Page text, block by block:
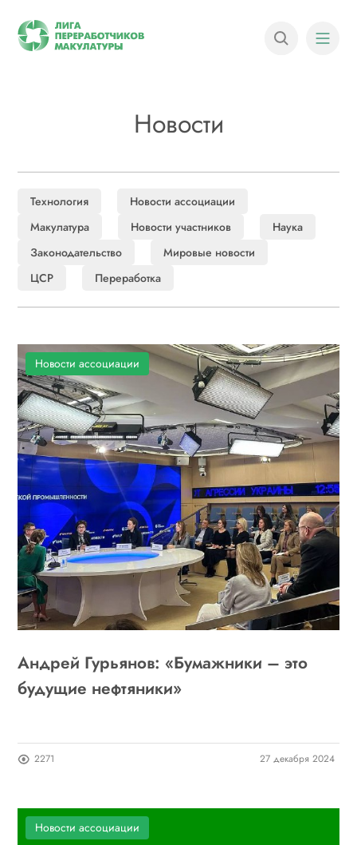
Новости
Технология
Новости ассоциации
Макулатура
Новости участников
Наука
Законодательство
Мировые новости
ЦСР
Переработка
Новости ассоциации
Андрей Гурьянов: «Бумажники – это
будущие нефтяники»
2271 27 декабря 2024
Новости ассоциации